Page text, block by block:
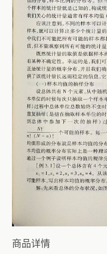
商品详情